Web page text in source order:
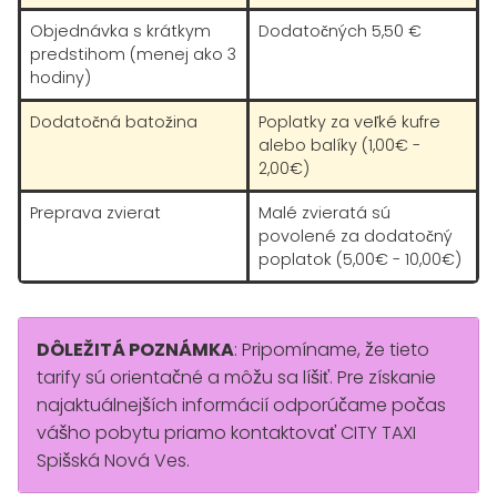
Objednávka s krátkym
predstihom (menej ako 3
hodiny)
Dodatočných 5,50 €
Dodatočná batožina
Poplatky za veľké kufre
alebo balíky (1,00€ -
2,00€)
Preprava zvierat
Malé zvieratá sú
povolené za dodatočný
poplatok (5,00€ - 10,00€)
DÔLEŽITÁ POZNÁMKA: Pripomíname, že tieto
tarify sú orientačné a môžu sa líšiť. Pre získanie
najaktuálnejších informácií odporúčame počas
vášho pobytu priamo kontaktovať CITY TAXI
Spišská Nová Ves.